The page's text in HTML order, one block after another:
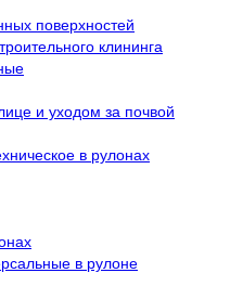
поверхностей
клининга
и уходом за почвой
в рулонах
в рулоне